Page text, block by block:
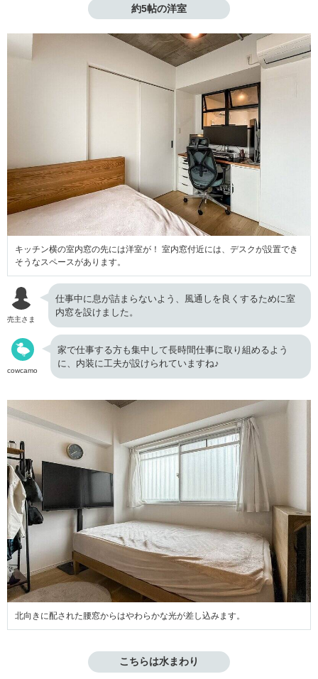
約5帖の洋室
キッチン横の室内窓の先には洋室が！ 室内窓付近には、デスクが設置でき
そうなスペースがあります。
売主さま
仕事中に息が詰まらないよう、風通しを良くするために室
内窓を設けました。
cowcamo
家で仕事する方も集中して長時間仕事に取り組めるよう
に、内装に工夫が設けられていますね♪
北向きに配された腰窓からはやわらかな光が差し込みます。
こちらは水まわり